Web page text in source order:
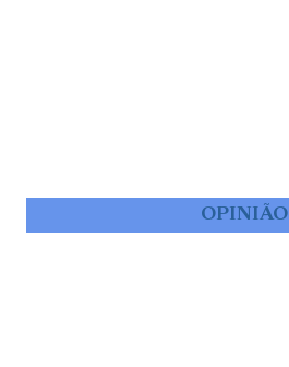
OPINIÃO